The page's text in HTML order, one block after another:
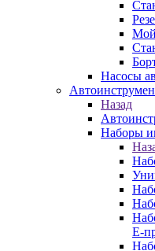
Насосы
Назад
Наборы
E-